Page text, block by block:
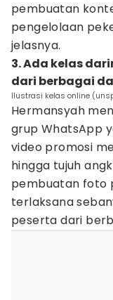
pembuatan
pengelolaan
jelasnya.
3. Ada kelas
dari berbagai
Ilustrasi kelas online
Hermansyah
grup WhatsApp
video promosi
hingga tujuh
pembuatan foto
terlaksana
peserta dari